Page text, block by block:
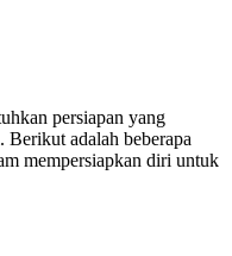
persiapan yang
Berikut adalah beberapa
mempersiapkan diri untuk